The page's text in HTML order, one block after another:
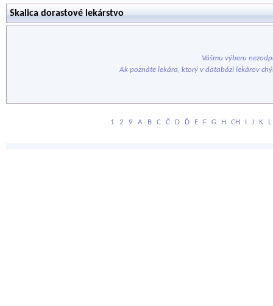
Skalica dorastové lekárstvo
Vášmu výberu
Ak poznáte lekára, ktorý v databázi lekárov
1 2 9 A B C Č D Ď E F G H CH I J K L